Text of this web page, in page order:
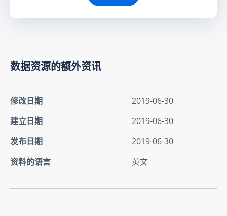
数据资源的额外资讯
修改日期
2019-06-30
建立日期
2019-06-30
发布日期
2019-06-30
资料的语言
英文